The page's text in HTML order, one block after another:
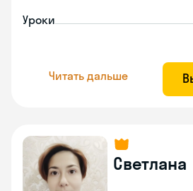
Уроки
Читать дальше
Светлана